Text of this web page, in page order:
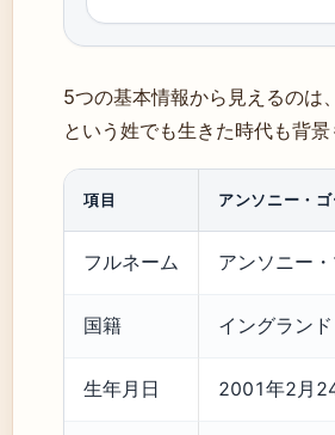
5つの基本情報から見えるのは
という姓でも生きた時代も背
項目 アンソニー・
フルネーム アンソニー
国籍 イングランド
生年月日 2001年2月